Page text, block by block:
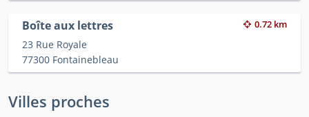
Boîte aux lettres 0.72 km
23 Rue Royale
77300 Fontainebleau
Villes proches